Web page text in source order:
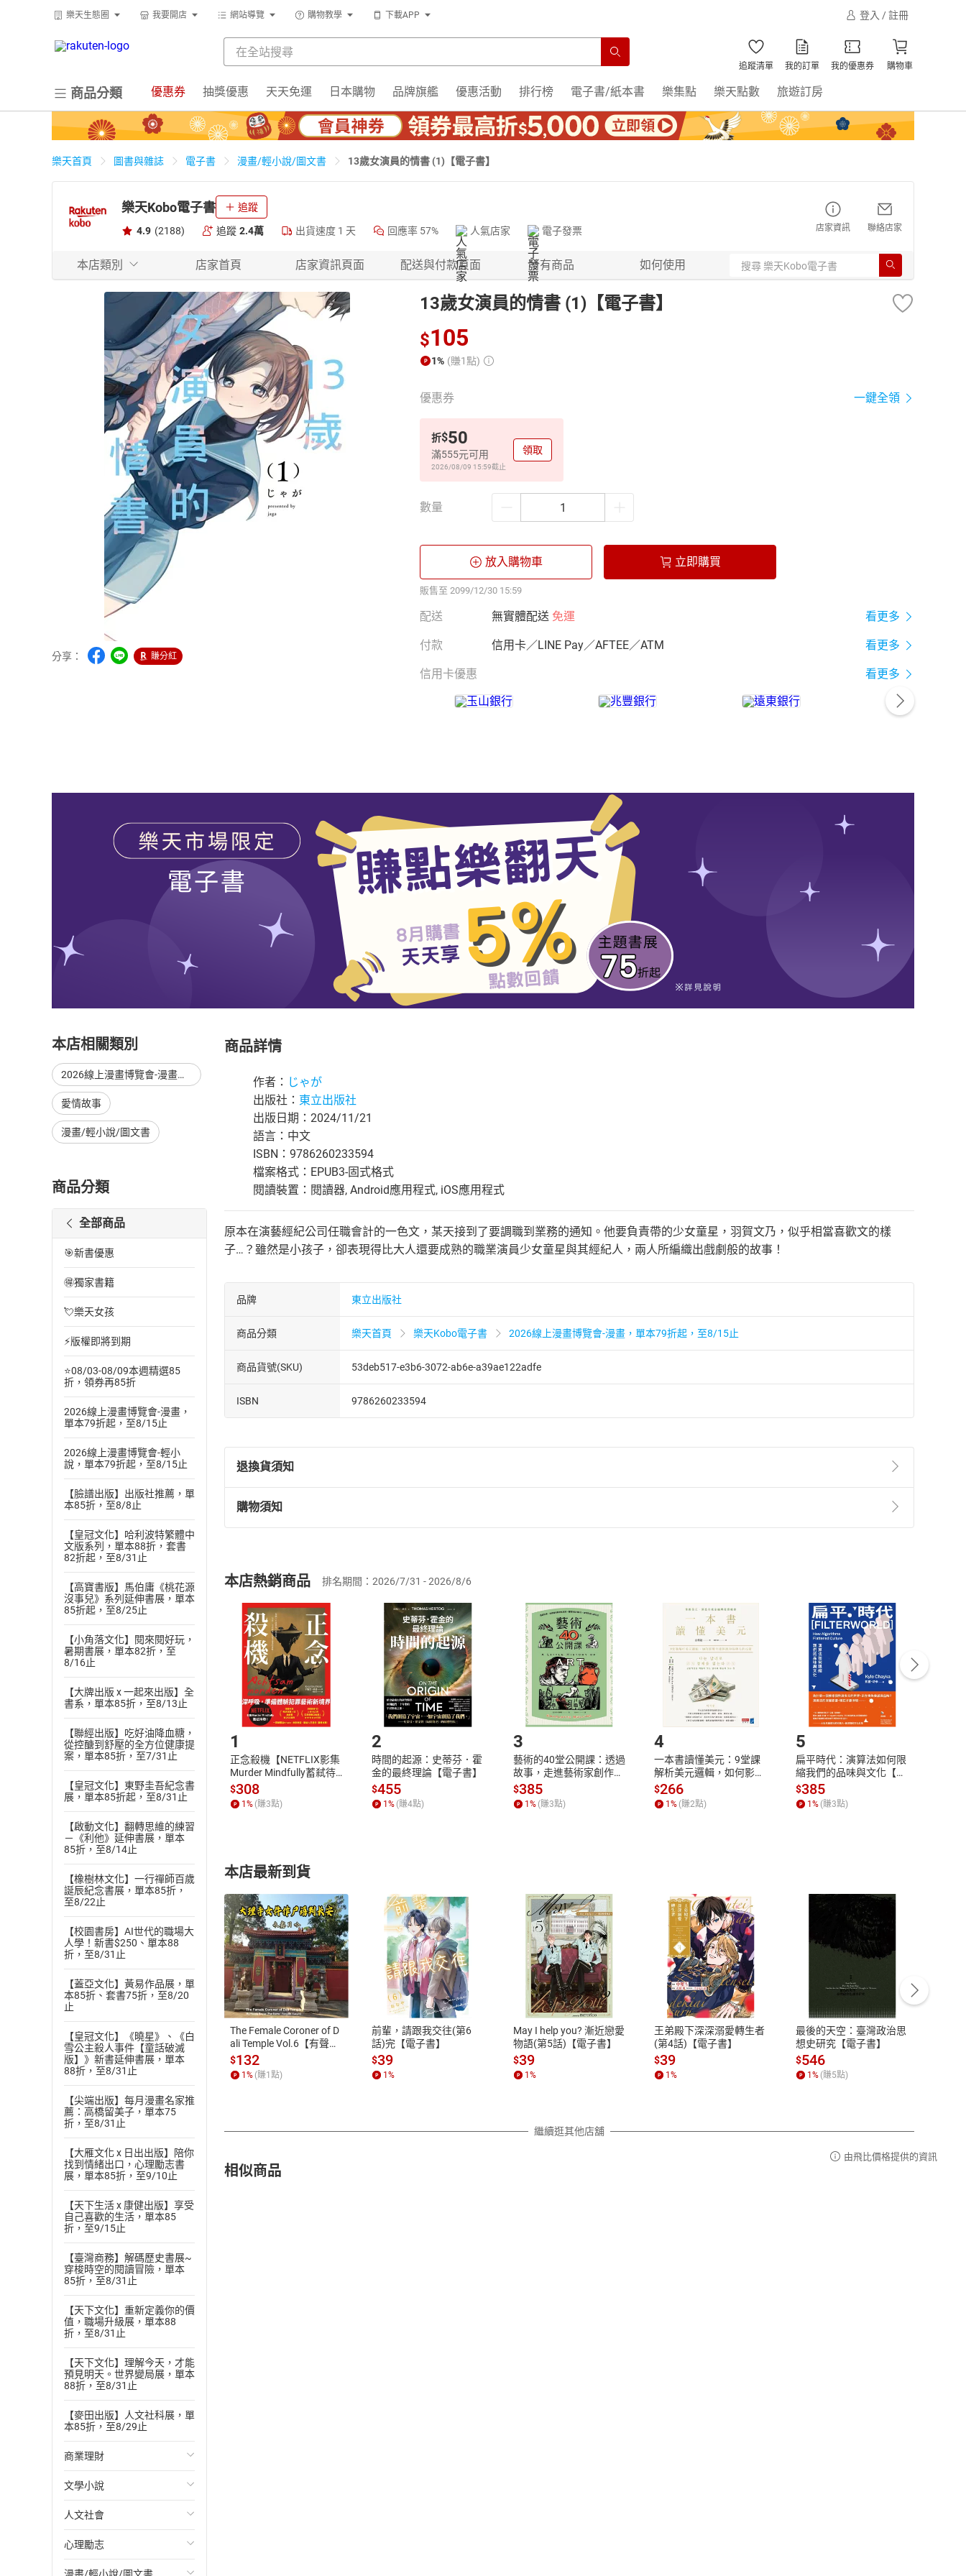
樂天生態圈 我要開店 網站導覽 購物教學 下載APP 登入 / 註冊
追蹤清單 我的訂單 我的優惠券 購物車
商品分類 優惠券 抽獎優惠 天天免運 日本購物 品牌旗艦 優惠活動 排行榜 電子書/紙本書 樂集點 樂天點數 旅遊訂房
樂天首頁 圖書與雜誌 電子書 漫畫/輕小說/圖文書 13歲女演員的情書 (1)【電子書】
樂天Kobo電子書 追蹤
4.9 (2188) 追蹤 2.4萬 出貨速度 1 天 回應率 57% 人氣店家 電子發票 店家資訊 聯絡店家
本店類別 店家首頁 店家資訊頁面 配送與付款頁面 所有商品 如何使用
分享： 賺分紅
13歲女演員的情書 (1)【電子書】
$105
1% (賺1點)
優惠券 一鍵全領
折$50
滿555元可用
2026/08/09 15:59截止
領取
數量
放入購物車 立即購買
販售至 2099/12/30 15:59
配送 無實體配送 免運 看更多
付款 信用卡／LINE Pay／AFTEE／ATM 看更多
信用卡優惠 看更多
本店相關類別
2026線上漫畫博覽會-漫畫，單本79折起，至8/15止
愛情故事
漫畫/輕小說/圖文書
商品分類
全部商品
🎯新書優惠
🉐獨家書籍
💘樂天女孩
⚡版權即將到期
⭐08/03-08/09本週精選85
折，領券再85折
2026線上漫畫博覽會-漫畫，
單本79折起，至8/15止
2026線上漫畫博覽會-輕小
說，單本79折起，至8/15止
【臉譜出版】出版社推薦，單
本85折，至8/8止
【皇冠文化】哈利波特繁體中
文版系列，單本88折，套書
82折起，至8/31止
【高寶書版】馬伯庸《桃花源
沒事兒》系列延伸書展，單本
85折起，至8/25止
【小角落文化】閱來閱好玩，
暑期書展，單本82折，至
8/16止
【大牌出版 x 一起來出版】全
書系，單本85折，至8/13止
【聯經出版】吃好油降血糖，
從控醣到舒壓的全方位健康提
案，單本85折，至7/31止
【皇冠文化】東野圭吾紀念書
展，單本85折起，至8/31止
【啟動文化】翻轉思維的練習
－《利他》延伸書展，單本
85折，至8/14止
【橡樹林文化】一行禪師百歲
誕辰紀念書展，單本85折，
至8/22止
【校園書房】AI世代的職場大
人學！新書$250、單本88
折，至8/31止
【蓋亞文化】黃易作品展，單
本85折、套書75折，至8/20
止
【皇冠文化】《曉星》、《白
雪公主殺人事件【童話破滅
版】》新書延伸書展，單本
88折，至8/31止
【尖端出版】每月漫畫名家推
薦：高橋留美子，單本75
折，至8/31止
【大雁文化 x 日出出版】陪你
找到情緒出口，心理勵志書
展，單本85折，至9/10止
【天下生活 x 康健出版】享受
自己喜歡的生活，單本85
折，至9/15止
【臺灣商務】解碼歷史書展~
穿梭時空的閱讀冒險，單本
85折，至8/31止
【天下文化】重新定義你的價
值，職場升級展，單本88
折，至8/31止
【天下文化】理解今天，才能
預見明天。世界變局展，單本
88折，至8/31止
【麥田出版】人文社科展，單
本85折，至8/29止
商業理財
投資理財
經濟/趨勢
財務/金融
文學小說
歐美文學
日本文學
人文社會
國際關係
心理勵志
商品詳情
作者： じゃが
出版社： 東立出版社
出版日期：2024/11/21
語言：中文
ISBN：9786260233594
檔案格式：EPUB3-固式格式
閱讀裝置：閱讀器, Android應用程式, iOS應用程式
原本在演藝經紀公司任職會計的一色文，某天接到了要調職到業務的通知。他要負責帶的少女童星，羽賀文乃，似乎相當喜歡文的樣
子…？雖然是小孩子，卻表現得比大人還要成熟的職業演員少女童星與其經紀人，兩人所編織出戲劇般的故事！
品牌 東立出版社
商品分類 樂天首頁 樂天Kobo電子書 2026線上漫畫博覽會-漫畫，單本79折起，至8/15止
商品貨號(SKU) 53deb517-e3b6-3072-ab6e-a39ae122adfe
ISBN 9786260233594
退換貨須知
退換貨規定：
(一)依消費者保護法第19條第1項後段暨通訊交易解除權合理例外情事適用準則第2條第5款之規定，「非以有形媒介提供之數位
(二)消費者訂購本店鋪之商品即代表知悉本店鋪所銷售之商品為電子書，屬非以有形媒介提供之數位內容，消費者同意若訂購後
且已下載/存取電子書，不得請求退貨退款。
退貨方式：您欲取消訂單或辦理退貨時，請登入樂天市場，並於「我的訂單」中點選「瀏覽訂單明細」
「申請取消訂單/退
貨」，本店鋪將依您的申請進行審核，待審核通過後將為您辦理退款事宜。
請注意，樂天市場須以整筆訂單為單位進行取消/退貨，恕無法以單支商品取消/退貨。
購物須知
挑選商品
Choose
放入購物車
Shopping cart
登入帳號
Login
付款方式
Payment
完成訂單
Complete
購書後，如何開始使用？
Step1.選擇閱讀載具 Step2.登入帳號，下載書籍後看書
付款方式
ATM轉帳、信用卡、LINE PAY、AFTEE
退換貨規範
本店是否提供消費者保護法七日猶豫期
之權利，遽消費者保護法及通訊交易解
除權合理例外情事適用準則，依商品性
質各有不同規定。詳細退換貨說明請參
照各商品說明。
客服資訊
服務時間：週一到週五 10:00-12:00、
13:00-17:00 (國定假日及例假日休息)
客服電話：0080-1857077
本店熱銷商品 排名期間：2026/7/31 - 2026/8/6
1
正念殺機【NETFLIX影集
Murder Mindfully蓄弒待
發】【電子書】
$308
1 % (賺3點)
2
時間的起源：史蒂芬．霍
金的最終理論【電子書】
$455
1 % (賺4點)
3
藝術的40堂公開課：透過
故事，走進藝術家創作現
場，看藝術如何誕生、如
何形塑人類生活【電子
書】
$385
1 % (賺3點)
4
一本書讀懂美元：9堂課
解析美元邏輯，如何影響
全球經濟和每個人的投資
【電子書】
$266
1% (賺2點)
5
扁平時代：演算法如何限
縮我們的品味與文化【電
子書】
$385
1% (賺3點)
本店最新到貨
The Female Coroner of D
ali Temple Vol.6【有聲
書】
$132
1 % (賺1 點)
前輩，請跟我交往(第6
話)完【電子書】
$39
1 %
May I help you? 漸近戀愛
物語(第5話)【電子書】
$39
1 %
王弟殿下深深溺愛轉生者
(第4話)【電子書】
$39
1%
最後的天空：臺灣政治思
想史研究【電子書】
$546
1% (賺5點)
繼續逛其他店舖
相似商品
由飛比價格提供的資訊